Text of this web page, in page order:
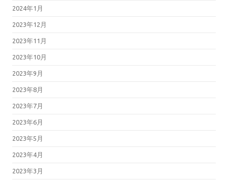
2024年1月
2023年12月
2023年11月
2023年10月
2023年9月
2023年8月
2023年7月
2023年6月
2023年5月
2023年4月
2023年3月